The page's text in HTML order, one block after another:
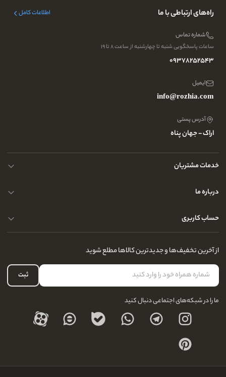
راه‌های ارتباطی با ما اطلاعات کامل
شماره تماس
ساعات پاسخگویی شنبه تا چهارشنبه از ساعت ۸ تا ۱۹
09378252543
ایمیل
info@rozhia.com
آدرس پستی
اراک - جهان پناه
خدمات مشتریان
حریم خصوصی کاربران
تماس با ما
درباره ما
سوالات متداول
آدرس فروشگاه
نحوه ارسال کالا
نحوه بازگشت کالا
درباره ما
حساب کاربری
لیست علاقه‌مندی
حساب کاربری
از آخرین تخفیف‌ها و جدیدترین کالاها مطلع شوید
ثبت
ما را در شبکه‌های اجتماعی دنبال کنید